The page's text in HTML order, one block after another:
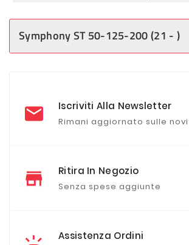
Symphony ST 50-125-200 (21 - )
Iscriviti Alla Newsletter
Rimani aggiornato sulle
Ritira In Negozio
Senza spese aggiunte
Assistenza Ordini